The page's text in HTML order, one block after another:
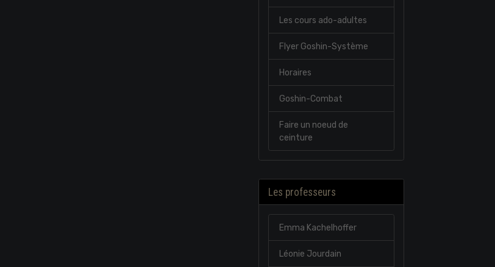
Les cours ado-adultes
Flyer Goshin-Système
Horaires
Goshin-Combat
Faire un noeud de
ceinture
Les professeurs
Emma Kachelhoffer
Léonie Jourdain